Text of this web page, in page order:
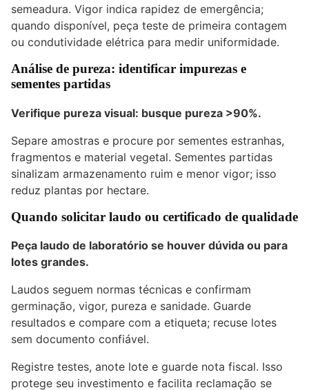
semeadura. Vigor indica rapidez de emergência;
quando disponível, peça teste de primeira contagem
ou condutividade elétrica para medir uniformidade.
Análise de pureza: identificar impurezas e
sementes partidas
Verifique pureza visual: busque pureza >90%.
Separe amostras e procure por sementes estranhas,
fragmentos e material vegetal. Sementes partidas
sinalizam armazenamento ruim e menor vigor; isso
reduz plantas por hectare.
Quando solicitar laudo ou certificado de qualidade
Peça laudo de laboratório se houver dúvida ou para
lotes grandes.
Laudos seguem normas técnicas e confirmam
germinação, vigor, pureza e sanidade. Guarde
resultados e compare com a etiqueta; recuse lotes
sem documento confiável.
Registre testes, anote lote e guarde nota fiscal. Isso
protege seu investimento e facilita reclamação se